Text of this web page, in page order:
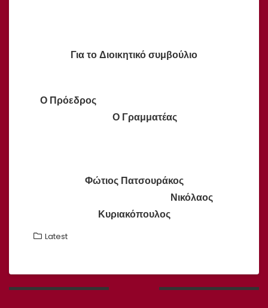
Για το Διοικητικό συμβούλιο
Ο Πρόεδρος
Ο Γραμματέας
Φώτιος Πατσουράκος
Νικόλαος
Κυριακόπουλος
Latest
Πλοήγηση